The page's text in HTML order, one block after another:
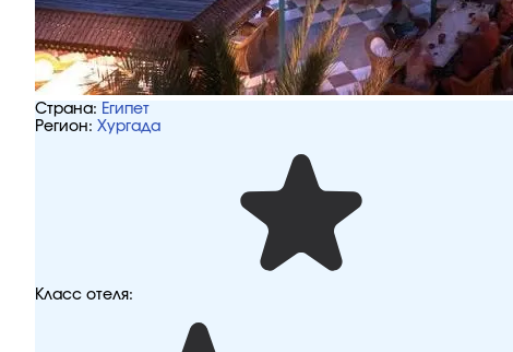
Страна: Египет
Регион: Хургада
Класс отеля: